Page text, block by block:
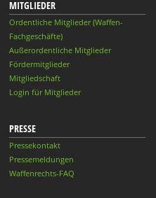
MITGLIEDER
Ordentliche Mitglieder (Waffen-
Fachgeschäfte)
Außerordentliche Mitglieder
Fördermitglieder
Mitgliedschaft
Login für Mitglieder
PRESSE
Pressekontakt
Pressemeldungen
Waffenrechts-FAQ